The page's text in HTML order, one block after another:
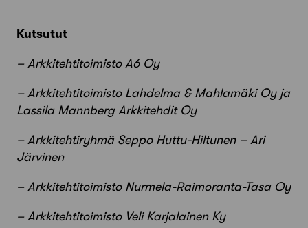
Kutsutut
– Arkkitehtitoimisto A6 Oy
– Arkkitehtitoimisto Lahdelma & Mahlamäki Oy ja
Lassila Mannberg Arkkitehdit Oy
– Arkkitehtiryhmä Seppo Huttu-Hiltunen – Ari
Järvinen
– Arkkitehtitoimisto Nurmela-Raimoranta-Tasa Oy
– Arkkitehtitoimisto Veli Karjalainen Ky